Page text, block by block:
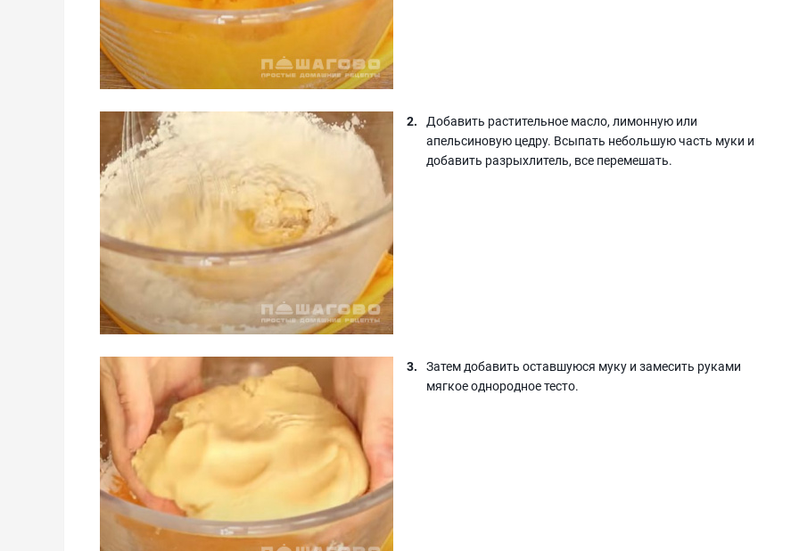
Добавить растительное масло, лимонную или
апельсиновую цедру. Всыпать небольшую часть муки и
добавить разрыхлитель, все перемешать.
Затем добавить оставшуюся муку и замесить руками
мягкое однородное тесто.